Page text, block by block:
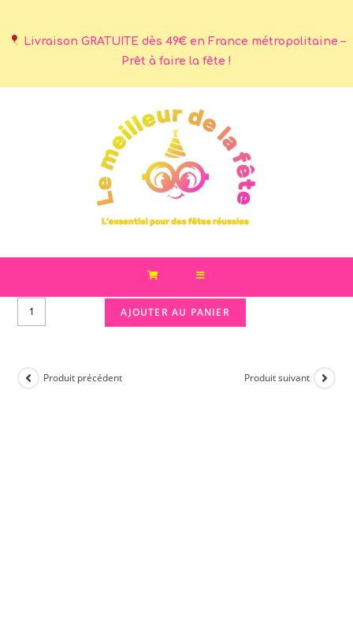
Livraison GRATUITE dès 49€ en France métropolitaine –
Prêt à faire la fête !
AJOUTER AU PANIER
Produit précédent Produit suivant